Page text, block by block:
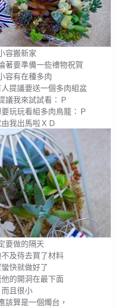
容搬新家
著要準備一些禮物祝賀
容有在種多肉
提議要送一個多肉組盆
議我來試試看：Ｐ
玩玩看組多肉鳥籠：Ｐ
我出馬啦ＸＤ
要做的隔天
及待去買了材料
蠻快就做好了
的開洞在最下面
而且很小
該算是一個燭台，